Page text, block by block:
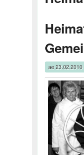
ae23.02.2010